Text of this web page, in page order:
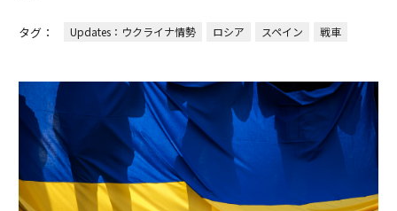
タグ： Updates：ウクライナ情勢 ロシア スペイン 戦車